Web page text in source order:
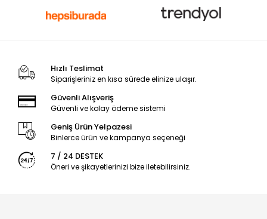
Hızlı Teslimat
Siparişleriniz en kısa sürede elinize ulaşır.
Güvenli Alışveriş
Güvenli ve kolay ödeme sistemi
Geniş Ürün Yelpazesi
Binlerce ürün ve kampanya seçeneği
7 / 24 DESTEK
Öneri ve şikayetlerinizi bize iletebilirsiniz.